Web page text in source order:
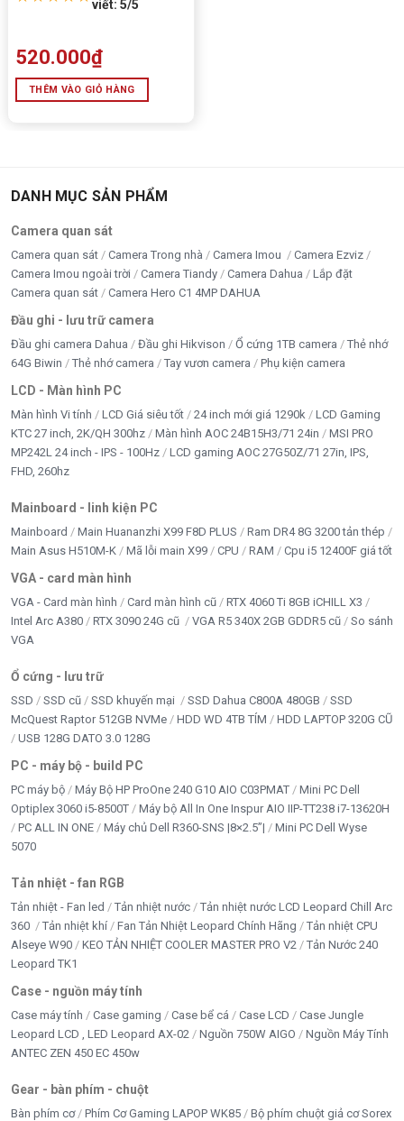
viết: 5/5
520.000₫
THÊM VÀO GIỎ HÀNG
DANH MỤC SẢN PHẨM
Camera quan sát
Camera quan sát Camera Trong nhà Camera Imou
Camera Ezviz
Camera Imou ngoài trời
Camera Tiandy Camera Dahua
Lắp đặt
Camera quan sát
Camera Hero C1 4MP DAHUA
Đầu ghi - lưu trữ camera
Đầu ghi camera Dahua Đầu ghi Hikvison Ổ cứng 1TB camera
Thẻ nhớ
64G Biwin
Thẻ nhớ camera Tay vươn camera Phụ kiện camera
LCD - Màn hình PC
Màn hình Vi tính LCD Giá siêu tốt 24 inch mới giá 1290k
LCD Gaming
KTC 27 inch, 2K/QH 300hz
Màn hình AOC 24B15H3/71 24in
MSI PRO
MP242L 24 inch - IPS - 100Hz
LCD gaming AOC 27G50Z/71 27in, IPS,
FHD, 260hz
Mainboard - linh kiện PC
Mainboard Main Huananzhi X99 F8D PLUS
Ram DR4 8G 3200 tản thép
Main Asus H510M-K
Mã lỗi main X99 CPU RAM Cpu i5 12400F giá tốt
VGA - card màn hình
VGA - Card màn hình Card màn hình cũ
RTX 4060 Ti 8GB iCHILL X3
Intel Arc A380
RTX 3090 24G cũ VGA R5 340X 2GB GDDR5 cũ
So sánh
VGA
Ổ cứng - lưu trữ
SSD SSD cũ SSD khuyến mại SSD Dahua C800A 480GB
SSD
McQuest Raptor 512GB NVMe
HDD WD 4TB TÍM
HDD LAPTOP 320G CŨ
USB 128G DATO 3.0 128G
PC - máy bộ - build PC
PC máy bộ Máy Bộ HP ProOne 240 G10 AIO C03PMAT
Mini PC Dell
Optiplex 3060 i5-8500T
Máy bộ All In One Inspur AIO IIP-TT238 i7-13620H
PC ALL IN ONE
Máy chủ Dell R360-SNS |8×2.5”|
Mini PC Dell Wyse
5070
Tản nhiệt - fan RGB
Tản nhiệt - Fan led Tản nhiệt nước
Tản nhiệt nước LCD Leopard Chill Arc
360
Tản nhiệt khí Fan Tản Nhiệt Leopard Chính Hãng
Tản nhiệt CPU
Alseye W90
KEO TẢN NHIỆT COOLER MASTER PRO V2
Tản Nước 240
Leopard TK1
Case - nguồn máy tính
Case máy tính Case gaming Case bể cá Case LCD
Case Jungle
Leopard LCD , LED Leopard AX-02
Nguồn 750W AIGO
Nguồn Máy Tính
ANTEC ZEN 450 EC 450w
Gear - bàn phím - chuột
Bàn phím cơ Phím Cơ Gaming LAPOP WK85
Bộ phím chuột giả cơ Sorex